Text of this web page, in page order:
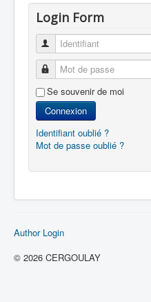
Login Form
Identifiant
Mot de passe
Se souvenir de moi
Connexion
Identifiant oublié ?
Mot de passe oublié ?
Author Login
© 2026 CERGOULAY